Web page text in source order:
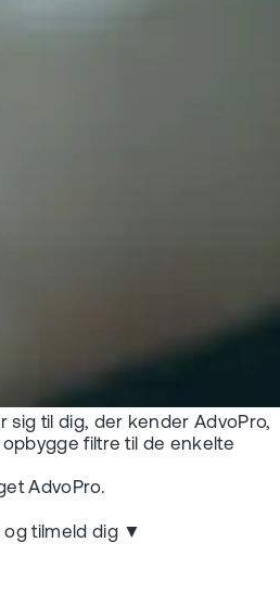
sig til dig, der kender AdvoPro,
filtre til de enkelte
AdvoPro.
tilmeld dig ▼